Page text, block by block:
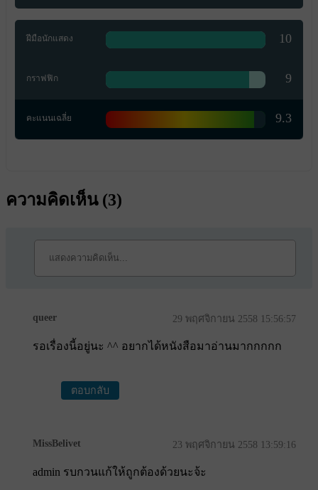
ฝีมือนักแสดง 10
กราฟฟิก 9
คะแนนเฉลี่ย 9.3
ความคิดเห็น (3)
queer 29 พฤศจิกายน 2558 15:56:57
รอเรื่องนี้อยู่นะ ^^ อยากได้หนังสือมาอ่านมากกกกก
ตอบกลับ
MissBelivet 23 พฤศจิกายน 2558 13:59:16
admin รบกวนแก้ให้ถูกต้องด้วยนะจ้ะ